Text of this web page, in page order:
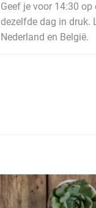
Geef je voor 14:30
dezelfde dag in druk.
Nederland en België.